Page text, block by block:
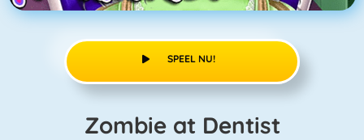
SPEEL NU!
Zombie at Dentist